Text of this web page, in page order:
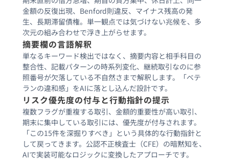
金額の反復出現、Benford則違反、マイナス残高の発
生、長期滞留債権。単一観点では気づけない兆候を、多
次元の組み合わせで浮き上がらせます。
摘要欄の言語解釈
単なるキーワード検出ではなく、摘要内容と相手科目の
整合性、記載パターンの時系列変化、継続取引なのに参
照番号が欠落している不自然さまで解釈します。「ベテ
ランの違和感」をAIに落とし込んだ設計です。
リスク優先度の付与と行動指針の提示
複数フラグが重複する取引、金額的重要性が高い取引、
期末に集中している取引には、優先度が付与されます。
「この15件を深掘りすべき」という具体的な行動指針と
して戻ってきます。公認不正検査士（CFE）の暗黙知を、
AIで実装可能なロジックに変換したアプローチです。